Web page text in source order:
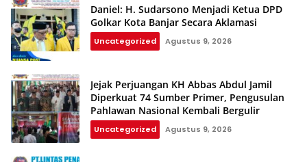
Daniel: H. Sudarsono Menjadi Ketua DPD
Golkar Kota Banjar Secara Aklamasi
Uncategorized Agustus 9, 2026
Jejak Perjuangan KH Abbas Abdul Jamil
Diperkuat 74 Sumber Primer, Pengusulan
Pahlawan Nasional Kembali Bergulir
Uncategorized Agustus 9, 2026